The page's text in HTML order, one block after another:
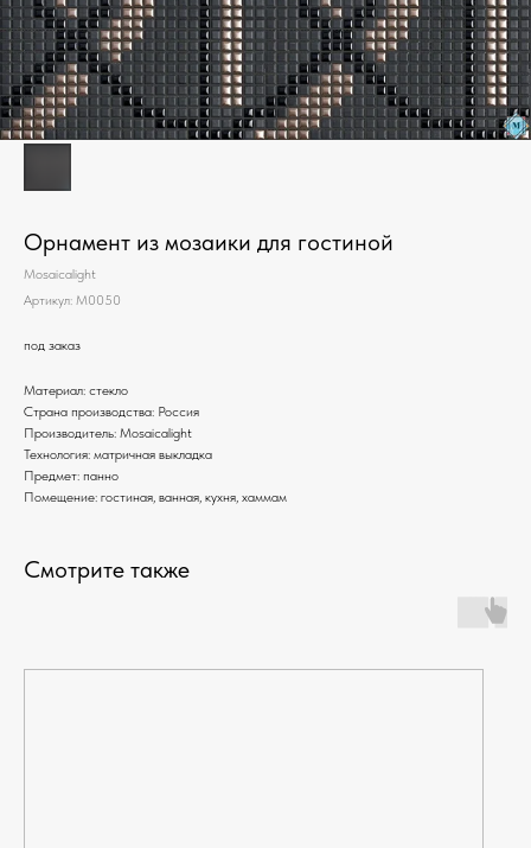
Орнамент из мозаики для гостиной
Mosaicalight
Артикул: M0050
под заказ
Материал: стекло
Страна производства: Россия
Производитель: Mosaicalight
Технология: матричная выкладка
Предмет: панно
Помещение: гостиная, ванная, кухня, хаммам
Смотрите также